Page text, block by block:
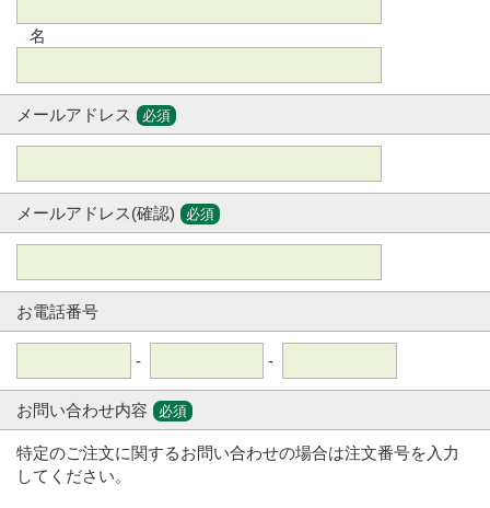
名
メールアドレス 必須
メールアドレス(確認) 必須
お電話番号
- -
お問い合わせ内容 必須
特定のご注文に関するお問い合わせの場合は注文番号を入力
してください。